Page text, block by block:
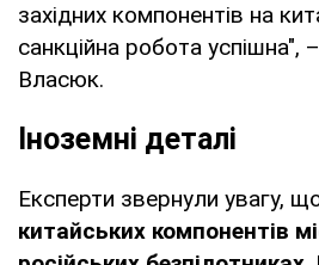
західних компонентів на
санкційна робота успішна",
Власюк.
Іноземні деталі
Експерти звернули увагу,
китайських компонентів